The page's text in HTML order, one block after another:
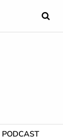
PODCAST